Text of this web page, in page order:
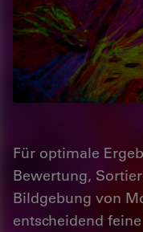
Für optimale
Bewertung,
Bildgebung von
entscheidend